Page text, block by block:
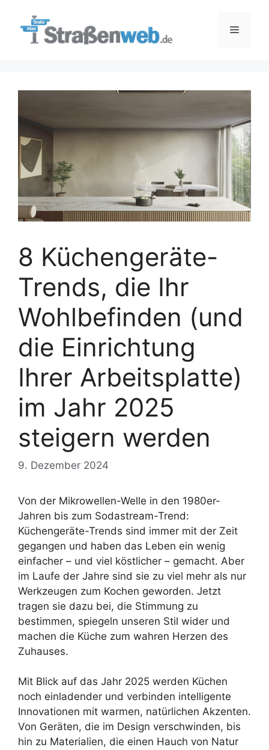
Menü
8 Küchengeräte-
Trends, die Ihr
Wohlbefinden (und
die Einrichtung
Ihrer Arbeitsplatte)
im Jahr 2025
steigern werden
9. Dezember 2024
Von der Mikrowellen-Welle in den 1980er-
Jahren bis zum Sodastream-Trend:
Küchengeräte-Trends sind immer mit der Zeit
gegangen und haben das Leben ein wenig
einfacher – und viel köstlicher – gemacht. Aber
im Laufe der Jahre sind sie zu viel mehr als nur
Werkzeugen zum Kochen geworden. Jetzt
tragen sie dazu bei, die Stimmung zu
bestimmen, spiegeln unseren Stil wider und
machen die Küche zum wahren Herzen des
Zuhauses.
Mit Blick auf das Jahr 2025 werden Küchen
noch einladender und verbinden intelligente
Innovationen mit warmen, natürlichen Akzenten.
Von Geräten, die im Design verschwinden, bis
hin zu Materialien, die einen Hauch von Natur